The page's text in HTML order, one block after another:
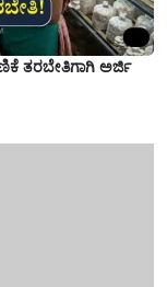
ತರಬೇತಿಗಾಗಿ ಅರ್ಜಿ